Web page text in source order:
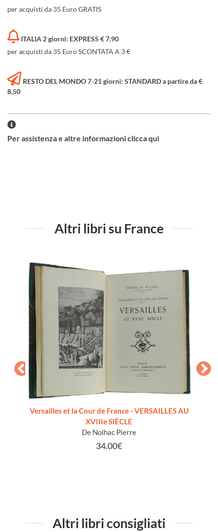
per acquisti da 35 Euro GRATIS
ITALIA 2 giorni: EXPRESS € 7,90
per acquisti da 35 Euro SCONTATA A 3 €
RESTO DEL MONDO 7-21 giorni: STANDARD a partire da €
8,50
Per assistenza e altre informazioni clicca qui
Altri libri su France
Versailles et la Cour de France - VERSAILLES AU
XVIIIe SIÈCLE
De Nolhac Pierre
34.00€
Altri libri consigliati